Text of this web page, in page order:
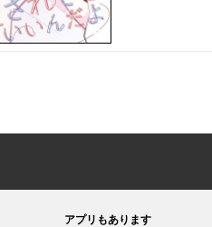
アプリもあります